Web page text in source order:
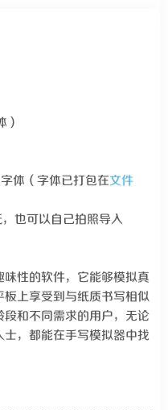
）
体（字体已打包在文件
也可以自己拍照导入
性的软件，它能够模拟真
上享受到与纸质书写相似
和不同需求的用户，无论
，都能在手写模拟器中找